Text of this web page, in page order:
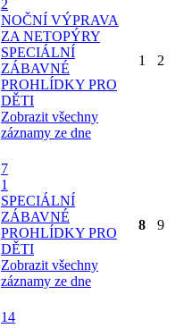
2
NOČNÍ VÝPRAVA
ZA NETOPÝRY
SPECIÁLNÍ
ZÁBAVNÉ
PROHLÍDKY PRO
DĚTI
Zobrazit všechny
záznamy ze dne
1 2
7
1
SPECIÁLNÍ
ZÁBAVNÉ
PROHLÍDKY PRO
DĚTI
Zobrazit všechny
záznamy ze dne
8 9
14